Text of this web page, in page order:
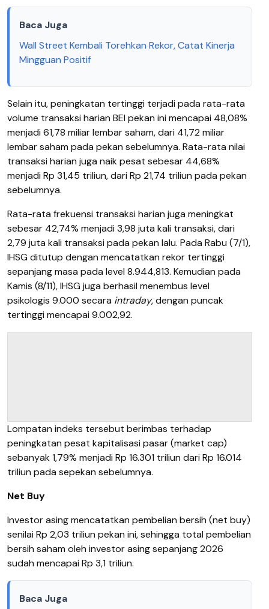
Baca Juga
Wall Street Kembali Torehkan Rekor, Catat Kinerja
Mingguan Positif
Selain itu, peningkatan tertinggi terjadi pada rata-rata
volume transaksi harian BEI pekan ini mencapai 48,08%
menjadi 61,78 miliar lembar saham, dari 41,72 miliar
lembar saham pada pekan sebelumnya. Rata-rata nilai
transaksi harian juga naik pesat sebesar 44,68%
menjadi Rp 31,45 triliun, dari Rp 21,74 triliun pada pekan
sebelumnya.
Rata-rata frekuensi transaksi harian juga meningkat
sebesar 42,74% menjadi 3,98 juta kali transaksi, dari
2,79 juta kali transaksi pada pekan lalu. Pada Rabu (7/1),
IHSG ditutup dengan mencatatkan rekor tertinggi
sepanjang masa pada level 8.944,813. Kemudian pada
Kamis (8/11), IHSG juga berhasil menembus level
psikologis 9.000 secara intraday, dengan puncak
tertinggi mencapai 9.002,92.
Lompatan indeks tersebut berimbas terhadap
peningkatan pesat kapitalisasi pasar (market cap)
sebanyak 1,79% menjadi Rp 16.301 triliun dari Rp 16.014
triliun pada sepekan sebelumnya.
Net Buy
Investor asing mencatatkan pembelian bersih (net buy)
senilai Rp 2,03 triliun pekan ini, sehingga total pembelian
bersih saham oleh investor asing sepanjang 2026
sudah mencapai Rp 3,1 triliun.
Baca Juga